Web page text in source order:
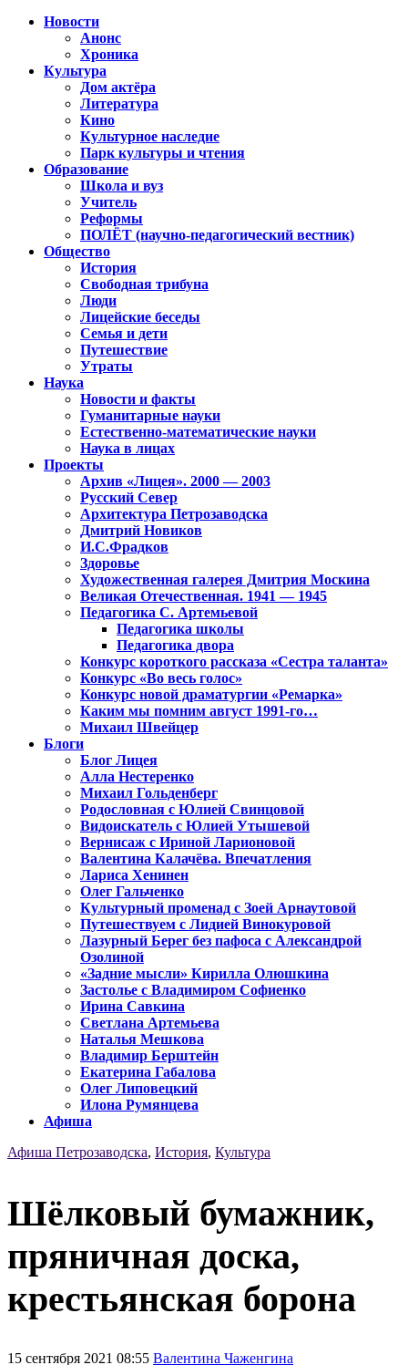
Новости
Анонс
Хроника
Культура
Дом актёра
Литература
Кино
Культурное наследие
Парк культуры и чтения
Образование
Школа и вуз
Учитель
Реформы
ПОЛЁТ (научно-педагогический вестник)
Общество
История
Свободная трибуна
Люди
Лицейские беседы
Семья и дети
Путешествие
Утраты
Наука
Новости и факты
Гуманитарные науки
Естественно-математические науки
Наука в лицах
Проекты
Архив «Лицея». 2000 — 2003
Русский Север
Архитектура Петрозаводска
Дмитрий Новиков
И.С.Фрадков
Здоровье
Художественная галерея Дмитрия Москина
Великая Отечественная. 1941 — 1945
Педагогика С. Артемьевой
Педагогика школы
Педагогика двора
Конкурс короткого рассказа «Сестра таланта»
Конкурс «Во весь голос»
Конкурс новой драматургии «Ремарка»
Каким мы помним август 1991-го…
Михаил Швейцер
Блоги
Блог Лицея
Алла Нестеренко
Михаил Гольденберг
Родословная с Юлией Свинцовой
Видоискатель с Юлией Утышевой
Вернисаж с Ириной Ларионовой
Валентина Калачёва. Впечатления
Лариса Хенинен
Олег Гальченко
Культурный променад с Зоей Арнаутовой
Путешествуем с Лидией Винокуровой
Лазурный Берег без пафоса с Александрой
Озолиной
«Задние мысли» Кирилла Олюшкина
Застолье с Владимиром Софиенко
Ирина Савкина
Светлана Артемьева
Наталья Мешкова
Владимир Берштейн
Екатерина Габалова
Олег Липовецкий
Илона Румянцева
Афиша
Афиша Петрозаводска, История, Культура
Шёлковый бумажник,
пряничная доска,
крестьянская борона
15 сентября 2021 08:55 Валентина Чаженгина